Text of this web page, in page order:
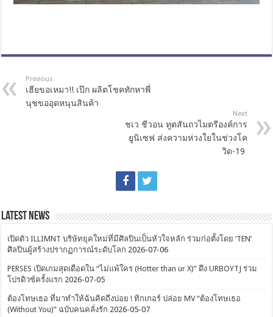
Previous
เฮียขอเหมา!! เป๊ก ผลิตโชคทักหาพี่
นุชขออุดหนุนสินค้า
Next
ชเว ชีวอน ทูตสันถวไมตรีองค์การ
ยูนิเซฟ ส่งความห่วงใยในช่วงโค
วิด-19
Latest News
เปิดตัว ILLIMNT บริษัทยุคใหม่ที่มีศิลปินเป็นหัวใจหลัก ร่วมก่อตั้งโดย ‘TEN’
ศิลปินผู้สร้างปรากฏการณ์ระดับโลก 2026-07-06
PERSES เปิดเกมสุดเดือดใน “ไม่แพ้ใคร (Hotter than ur X)” ดึง URBOYTJ ร่วม
โปรดิวซ์ครั้งแรก 2026-07-05
ต้องโทษเธอ ที่มาทำให้ฉันคิดถึงบ่อย ! ทิกเกอร์ ปล่อย MV “ต้องโทษเธอ
(Without You)” ฉบับคนคลั่งรัก 2026-05-07